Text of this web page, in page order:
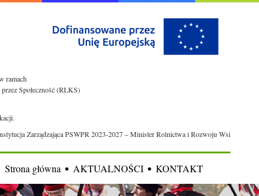
ramach
Społeczność (RLKS)
Zarządzająca PSWPR 2023-2027 – Minister Rolnictwa i Rozwoju Wsi
Strona główna AKTUALNOŚCI KONTAKT